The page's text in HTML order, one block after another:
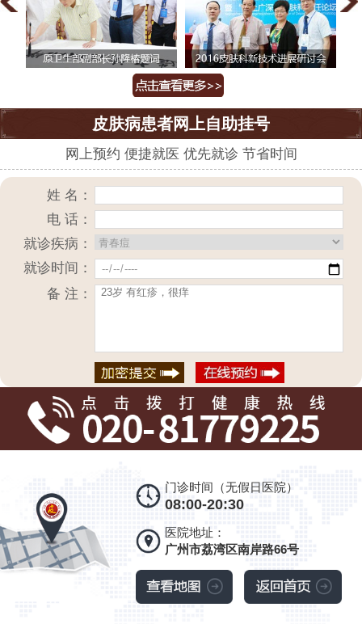
皮肤病患者网上自助挂号
网上预约 便捷就医 优先就诊 节省时间
姓 名：
电 话：
就诊疾病：
就诊时间：
备 注：
门诊时间（无假日医院）
08:00-20:30
医院地址：
广州市荔湾区南岸路66号